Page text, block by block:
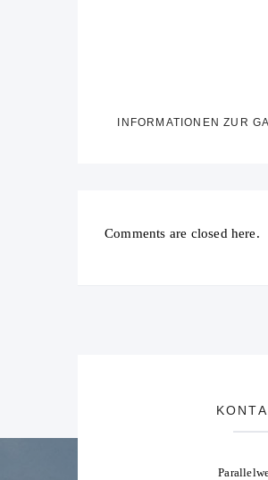
INFORMATIONEN ZUR
Comments are closed here.